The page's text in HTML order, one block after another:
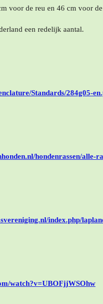
voor de reu en 46 cm voor
een redelijk aantal.
Standards/284g05-
hondenrassen/alle-
index.php/
watch?v=UBOFjjWSOhw